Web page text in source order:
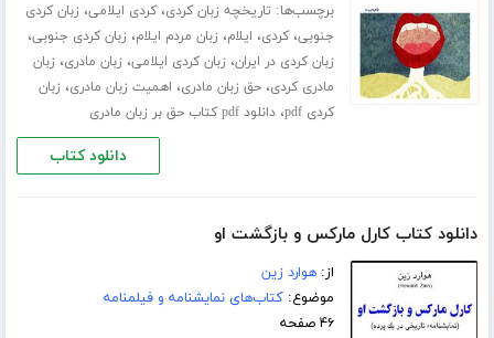
برچسب‌ها: تاریخچه زبان کردی،کردی ایلامی، زبان کردی
جنوبی،کردی، ایلام، زبان مردم ایلام، زبان کردی جنوبی،
زبان کردی در ایران، زبان کردی ایلامی، زبان مادری، زبان
مادری کردی،حق زبان مادری، اهمیت زبان مادری، زبان
کردی pdf
،دانلود pdf کتاب حق بر زبان مادری
دانلود کتاب
دانلود کتاب کارل مارکس و بازگشت او
از:هوارد زین
موضوع:کتاب‌های نمایشنامه و فیلمنامه
۴۶ صفحه